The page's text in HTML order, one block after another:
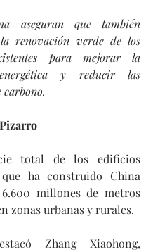
aseguran que también
renovación verde de los
para mejorar la
y reducir las
carbono.
total de los edificios
ha construido China
millones de metros
zonas urbanas y rurales.
Zhang Xiaohong,